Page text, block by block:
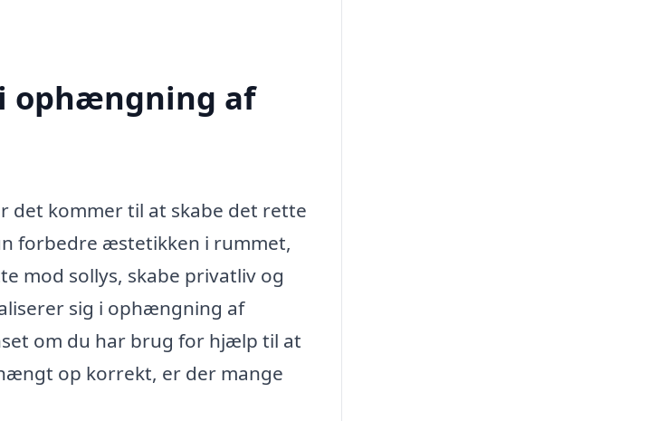
ophængning af
det kommer til at skabe det rette
forbedre æstetikken i rummet,
mod sollys, skabe privatliv og
sig i ophængning af
om du har brug for hjælp til at
op korrekt, er der mange